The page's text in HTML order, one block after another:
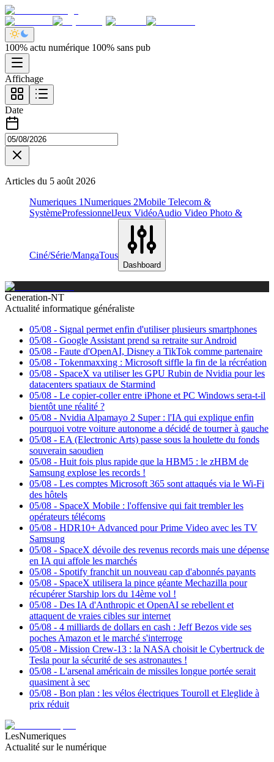
100% actu numérique 100% sans pub
Affichage
Date
Articles du 5 août 2026
Numeriques 1Numeriques 2Mobile Telecom &
SystèmeProfessionnelJeux VidéoAudio Video Photo &
Ciné/Série/MangaTous
Dashboard
Generation-NT
Actualité informatique généraliste
05/08 - Signal permet enfin d'utiliser plusieurs smartphones
05/08 - Google Assistant prend sa retraite sur Android
05/08 - Faute d'OpenAI, Disney a TikTok comme partenaire
05/08 - Tokenmaxxing : Microsoft siffle la fin de la récréation
05/08 - SpaceX va utiliser les GPU Rubin de Nvidia pour les
datacenters spatiaux de Starmind
05/08 - Le copier-coller entre iPhone et PC Windows sera-t-il
bientôt une réalité ?
05/08 - Nvidia Alpamayo 2 Super : l'IA qui explique enfin
pourquoi votre voiture autonome a décidé de tourner à gauche
05/08 - EA (Electronic Arts) passe sous la houlette du fonds
souverain saoudien
05/08 - Huit fois plus rapide que la HBM5 : le zHBM de
Samsung explose les records !
05/08 - Les comptes Microsoft 365 sont attaqués via le Wi-Fi
des hôtels
05/08 - SpaceX Mobile : l'offensive qui fait trembler les
opérateurs télécoms
05/08 - HDR10+ Advanced pour Prime Video avec les TV
Samsung
05/08 - SpaceX dévoile des revenus records mais une dépense
en IA qui affole les marchés
05/08 - Spotify franchit un nouveau cap d'abonnés payants
05/08 - SpaceX utilisera la pince géante Mechazilla pour
récupérer Starship lors du 14ème vol !
05/08 - Des IA d'Anthropic et OpenAI se rebellent et
attaquent de vraies cibles sur internet
05/08 - 4 milliards de dollars en cash : Jeff Bezos vide ses
poches Amazon et le marché s'interroge
05/08 - Mission Crew-13 : la NASA choisit le Cybertruck de
Tesla pour la sécurité de ses astronautes !
05/08 - L'arsenal américain de missiles longue portée serait
quasiment à sec
05/08 - Bon plan : les vélos électriques Touroll et Eleglide à
prix réduit
LesNumeriques
Actualité sur le numérique